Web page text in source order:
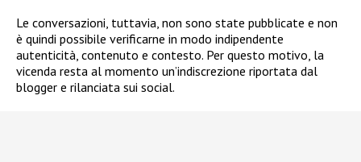
Le conversazioni, tuttavia, non sono state pubblicate e non
è quindi possibile verificarne in modo indipendente
autenticità, contenuto e contesto. Per questo motivo, la
vicenda resta al momento un’indiscrezione riportata dal
blogger e rilanciata sui social.